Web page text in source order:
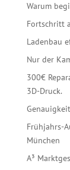
Warum
Fortschritt
Ladenbau
Nur der
300€
3D-Druck.
Frühjahrs-
München
A³